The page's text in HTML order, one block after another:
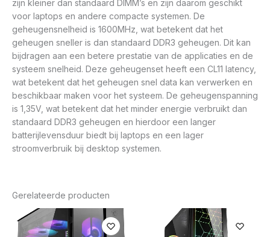
zijn kleiner dan standaard DIMM’s en zijn daarom geschikt
voor laptops en andere compacte systemen. De
geheugensnelheid is 1600MHz, wat betekent dat het
geheugen sneller is dan standaard DDR3 geheugen. Dit kan
bijdragen aan een betere prestatie van de applicaties en de
systeem snelheid. Deze geheugenset heeft een CL11 latency,
wat betekent dat het geheugen snel data kan verwerken en
beschikbaar maken voor het systeem. De geheugenspanning
is 1,35V, wat betekent dat het minder energie verbruikt dan
standaard DDR3 geheugen en hierdoor een langer
batterijlevensduur biedt bij laptops en een lager
stroomverbruik bij desktop systemen.
Gerelateerde producten